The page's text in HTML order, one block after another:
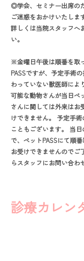
◎学会、セミナー出席の
ご迷惑をおかけいたしま
詳しくは当院スタッフへ
い。
※金曜日午後は順番を取
PASSですが、予定手術
わっていない獣医師によ
可能な動物さんが当日ペ
さんに関しては外来はお
けできません。 予定手
こともございます。 当
で、ペットPASSにて順
お受けできませんのでご
らスタッフにお問い合わ
診療カレン